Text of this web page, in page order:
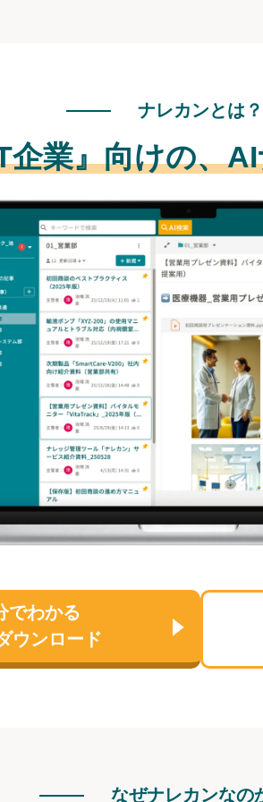
ナレカンとは？
企業』向けの、
でわかる
ウンロード
なぜナレカンなの